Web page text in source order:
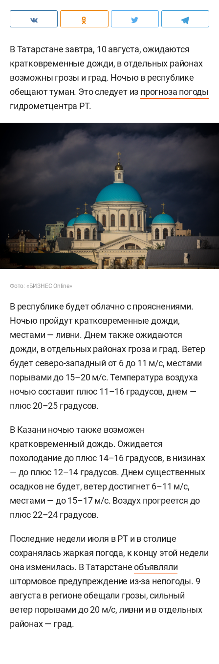
В Татарстане завтра, 10 августа, ожидаются
кратковременные дожди, в отдельных районах
возможны грозы и град. Ночью в республике
обещают туман. Это следует из прогноза погоды
гидрометцентра РТ.
Фото: «БИЗНЕС Online»
В республике будет облачно с прояснениями.
Ночью пройдут кратковременные дожди,
местами — ливни. Днем также ожидаются
дожди, в отдельных районах гроза и град. Ветер
будет северо-западный от 6 до 11 м/с, местами
порывами до 15–20 м/с. Температура воздуха
ночью составит плюс 11–16 градусов, днем —
плюс 20–25 градусов.
В Казани ночью также возможен
кратковременный дождь. Ожидается
похолодание до плюс 14–16 градусов, в низинах
— до плюс 12–14 градусов. Днем существенных
осадков не будет, ветер достигнет 6–11 м/c,
местами — до 15–17 м/с. Воздух прогреется до
плюс 22–24 градусов.
Последние недели июля в РТ и в столице
сохранялась жаркая погода, к концу этой недели
она изменилась. В Татарстанеобъявляли
штормовое предупреждение из-за непогоды. 9
августа в регионе обещали грозы, сильный
ветер порывами до 20 м/с, ливни и в отдельных
районах — град.